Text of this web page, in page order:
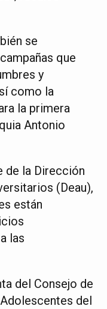
se
que
y
como la
la primera
Antonio
de la Dirección
(Deau),
están
las
del Consejo de
del